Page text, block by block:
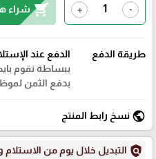
-
+
shopping_cart شراء
طريقة الدفع
الدفع عند
ببساطة نقوم
بدفع الثمن
public نسخ رابط المنتج
policy التبديل خلال يوم من الاستلام